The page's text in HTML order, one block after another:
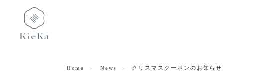
Home News クリスマスクーポンのお知らせ